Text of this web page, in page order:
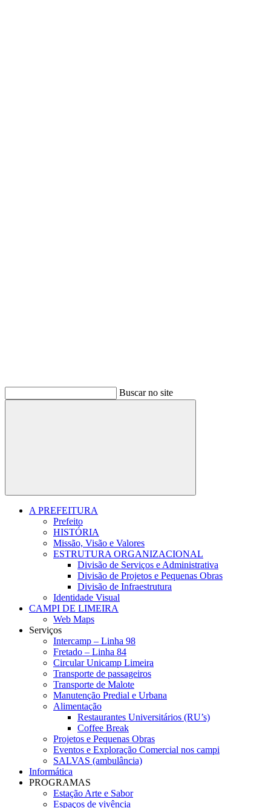
Buscar no site
Buscar
A PREFEITURA
Prefeito
HISTÓRIA
Missão, Visão e Valores
ESTRUTURA ORGANIZACIONAL
Divisão de Serviços e Administrativa
Divisão de Projetos e Pequenas Obras
Divisão de Infraestrutura
Identidade Visual
CAMPI DE LIMEIRA
Web Maps
Serviços
Intercamp – Linha 98
Fretado – Linha 84
Circular Unicamp Limeira
Transporte de passageiros
Transporte de Malote
Manutenção Predial e Urbana
Alimentação
Restaurantes Universitários (RU’s)
Coffee Break
Projetos e Pequenas Obras
Eventos e Exploração Comercial nos campi
SALVAS (ambulância)
Informática
PROGRAMAS
Estação Arte e Sabor
Espaços de vivência